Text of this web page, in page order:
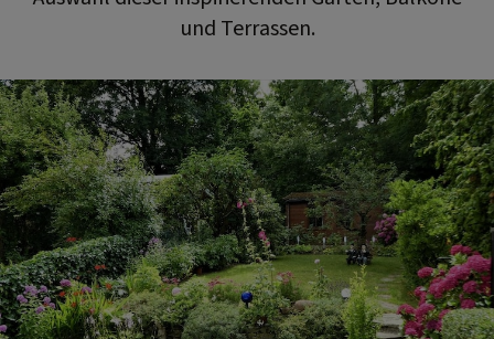
und Terrassen.